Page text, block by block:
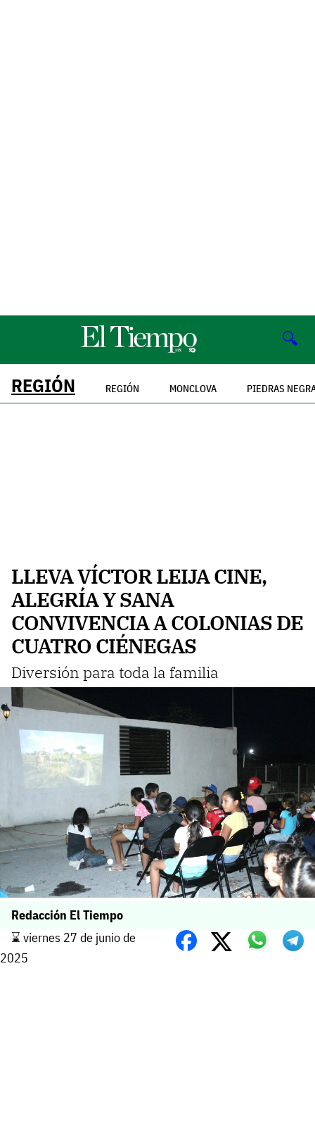
🔍
REGIÓN REGIÓN MONCLOVA PIEDRAS
LLEVA VÍCTOR LEIJA CINE,
ALEGRÍA Y SANA
CONVIVENCIA A COLONIAS DE
CUATRO CIÉNEGAS
Diversión para toda la familia
Redacción El Tiempo
⌛️ viernes 27 de junio de
2025